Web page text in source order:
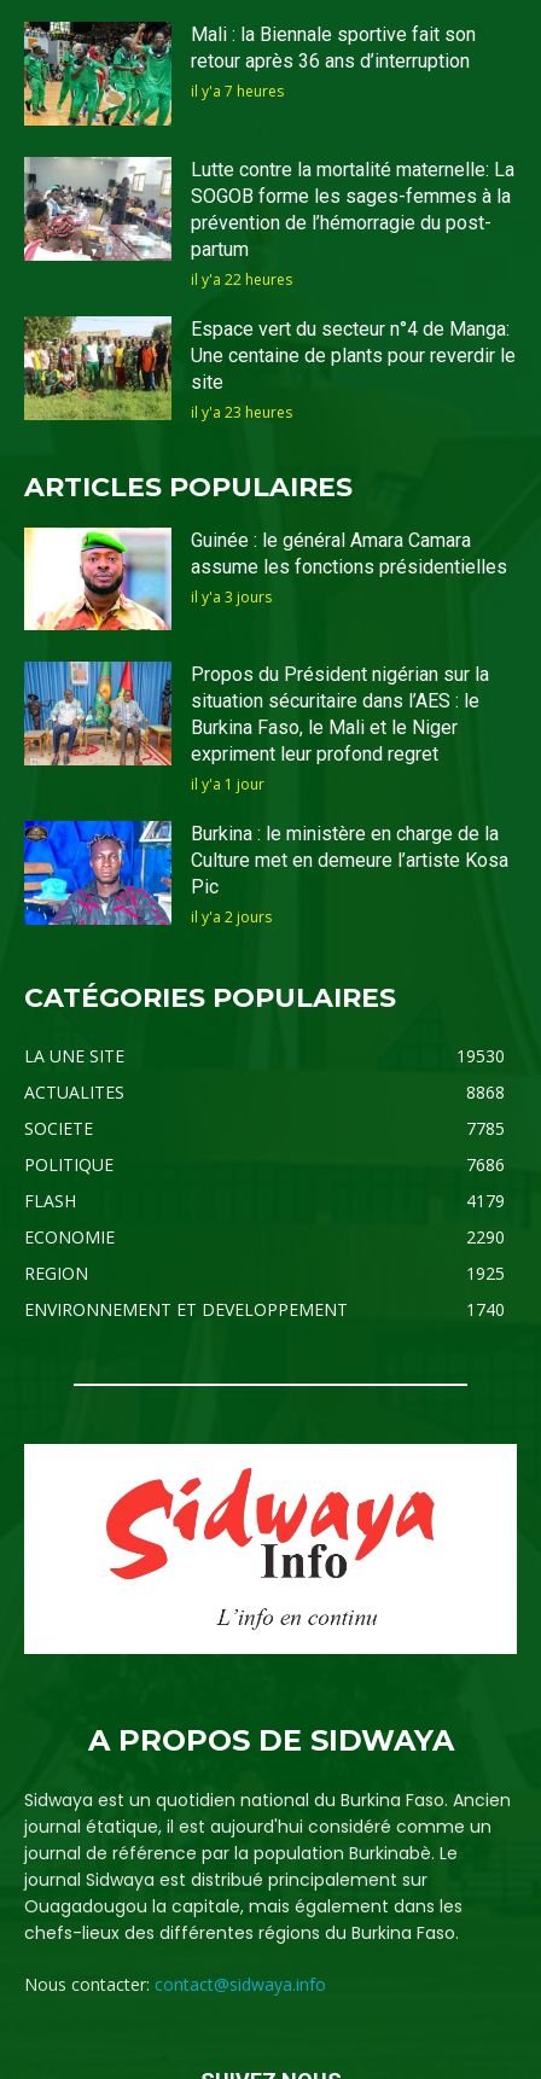
Mali : la Biennale sportive fait son
retour après 36 ans d’interruption
il y'a 7 heures
Lutte contre la mortalité maternelle: La
SOGOB forme les sages-femmes à la
prévention de l’hémorragie du post-
partum
il y'a 22 heures
Espace vert du secteur n°4 de Manga:
Une centaine de plants pour reverdir le
site
il y'a 23 heures
ARTICLES POPULAIRES
Guinée : le général Amara Camara
assume les fonctions présidentielles
il y'a 3 jours
Propos du Président nigérian sur la
situation sécuritaire dans l’AES : le
Burkina Faso, le Mali et le Niger
expriment leur profond regret
il y'a 1 jour
Burkina : le ministère en charge de la
Culture met en demeure l’artiste Kosa
Pic
il y'a 2 jours
CATÉGORIES POPULAIRES
LA UNE SITE
19530
ACTUALITES
8868
SOCIETE
7785
POLITIQUE
7686
FLASH
4179
ECONOMIE
2290
REGION
1925
ENVIRONNEMENT ET DEVELOPPEMENT
1740
A PROPOS DE SIDWAYA
Sidwaya est un quotidien national du Burkina Faso. Ancien
journal étatique, il est aujourd'hui considéré comme un
journal de référence par la population Burkinabè. Le
journal Sidwaya est distribué principalement sur
Ouagadougou la capitale, mais également dans les
chefs-lieux des différentes régions du Burkina Faso.
Nous contacter: contact@sidwaya.info